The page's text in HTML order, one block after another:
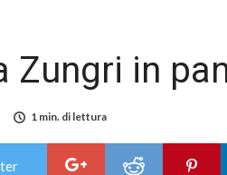
Zungri in
1 min. di lettura